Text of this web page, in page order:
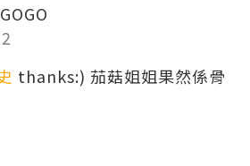
thanks:) 茄菇姐姐果然係骨